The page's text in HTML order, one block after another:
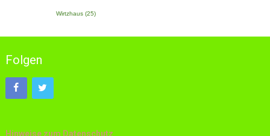
Wirtzhaus(25)
Folgen
Hinweise zum Datenschutz